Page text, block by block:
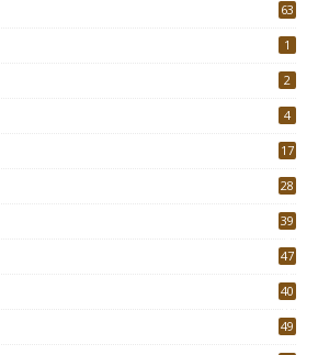
63
1
2
4
17
28
39
47
40
49